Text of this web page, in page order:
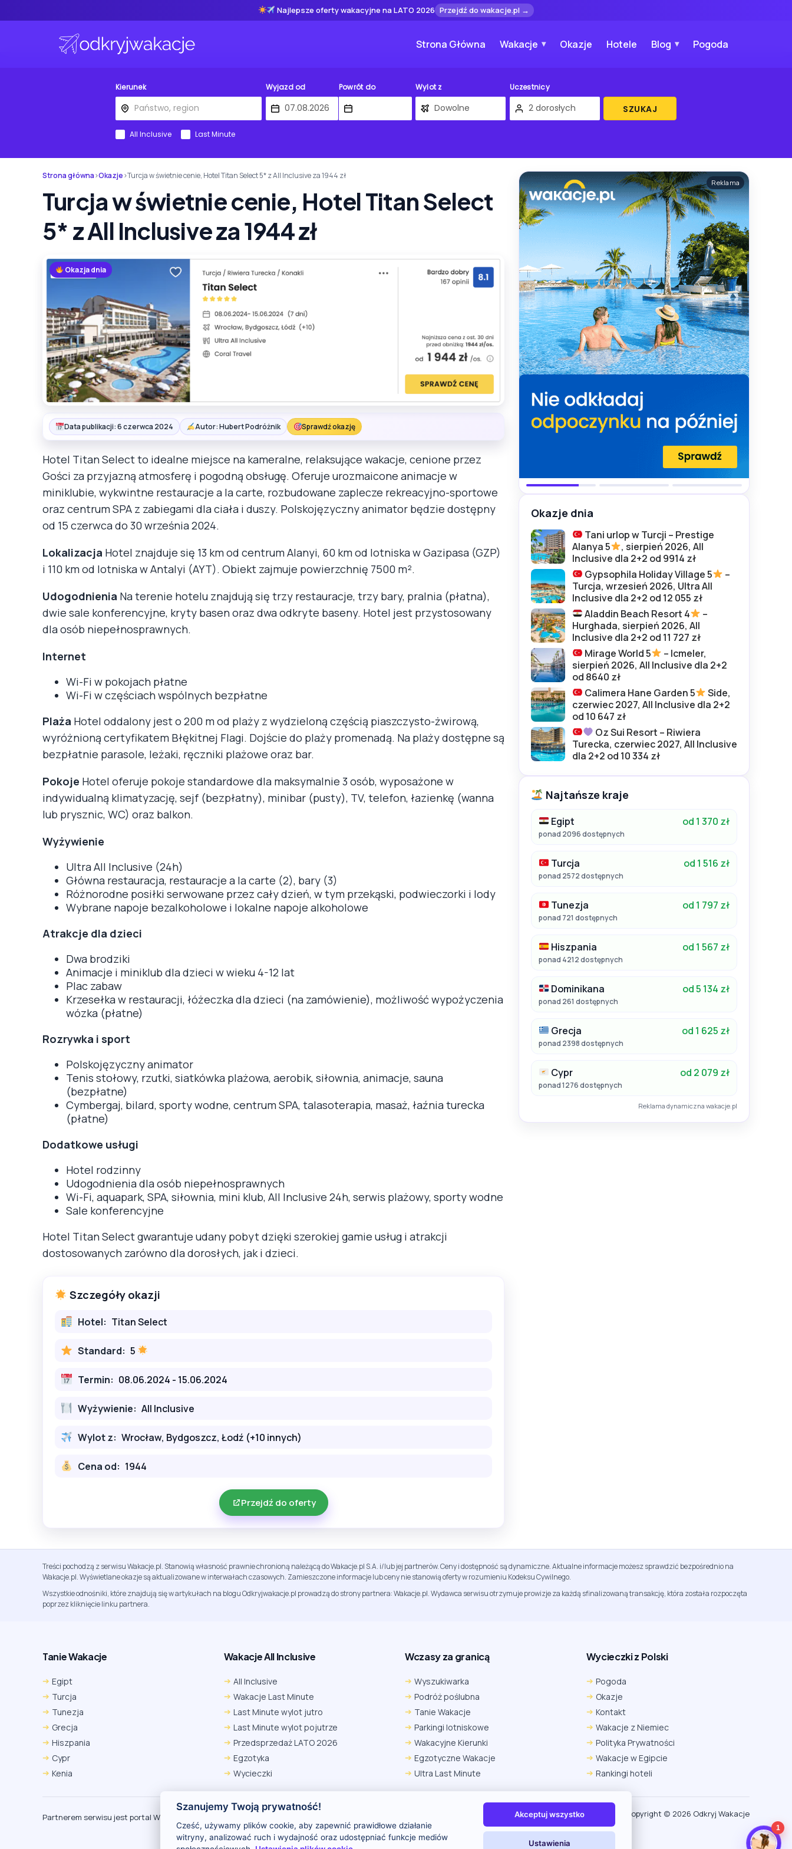
Najlepsze oferty wakacyjne na LATO 2026 Przejdź do wakacje.pl →
Strona Główna Wakacje Okazje Hotele Blog Pogoda
Kierunek Wyjazd od Powrót do Wylot z Uczestnicy
SZUKAJ
All Inclusive Last Minute
Strona główna›Okazje›Turcja w świetnie cenie, Hotel Titan Select 5* z All Inclusive za 1944 zł
Turcja w świetnie cenie, Hotel Titan Select
5* z All Inclusive za 1944 zł
Okazja dnia
Data publikacji: 6 czerwca 2024 Autor: Hubert Podróżnik Sprawdź okazję
Hotel Titan Select to idealne miejsce na kameralne, relaksujące wakacje, cenione przez
Gości za przyjazną atmosferę i pogodną obsługę. Oferuje urozmaicone animacje w
miniklubie, wykwintne restauracje a la carte, rozbudowane zaplecze rekreacyjno-sportowe
oraz centrum SPA z zabiegami dla ciała i duszy. Polskojęzyczny animator będzie dostępny
od 15 czerwca do 30 września 2024.
Lokalizacja Hotel znajduje się 13 km od centrum Alanyi, 60 km od lotniska w Gazipasa (GZP)
i 110 km od lotniska w Antalyi (AYT). Obiekt zajmuje powierzchnię 7500 m².
Udogodnienia Na terenie hotelu znajdują się trzy restauracje, trzy bary, pralnia (płatna),
dwie sale konferencyjne, kryty basen oraz dwa odkryte baseny. Hotel jest przystosowany
dla osób niepełnosprawnych.
Internet
Wi-Fi w pokojach płatne
Wi-Fi w częściach wspólnych bezpłatne
Plaża Hotel oddalony jest o 200 m od plaży z wydzieloną częścią piaszczysto-żwirową,
wyróżnioną certyfikatem Błękitnej Flagi. Dojście do plaży promenadą. Na plaży dostępne są
bezpłatnie parasole, leżaki, ręczniki plażowe oraz bar.
Pokoje Hotel oferuje pokoje standardowe dla maksymalnie 3 osób, wyposażone w
indywidualną klimatyzację, sejf (bezpłatny), minibar (pusty), TV, telefon, łazienkę (wanna
lub prysznic, WC) oraz balkon.
Wyżywienie
Ultra All Inclusive (24h)
Główna restauracja, restauracje a la carte (2), bary (3)
Różnorodne posiłki serwowane przez cały dzień, w tym przekąski, podwieczorki i lody
Wybrane napoje bezalkoholowe i lokalne napoje alkoholowe
Atrakcje dla dzieci
Dwa brodziki
Animacje i miniklub dla dzieci w wieku 4-12 lat
Plac zabaw
Krzesełka w restauracji, łóżeczka dla dzieci (na zamówienie), możliwość wypożyczenia
wózka (płatne)
Rozrywka i sport
Polskojęzyczny animator
Tenis stołowy, rzutki, siatkówka plażowa, aerobik, siłownia, animacje, sauna
(bezpłatne)
Cymbergaj, bilard, sporty wodne, centrum SPA, talasoterapia, masaż, łaźnia turecka
(płatne)
Dodatkowe usługi
Hotel rodzinny
Udogodnienia dla osób niepełnosprawnych
Wi-Fi, aquapark, SPA, siłownia, mini klub, All Inclusive 24h, serwis plażowy, sporty wodne
Sale konferencyjne
Hotel Titan Select gwarantuje udany pobyt dzięki szerokiej gamie usług i atrakcji
dostosowanych zarówno dla dorosłych, jak i dzieci.
Szczegóły okazji
Hotel: Titan Select
Standard: 5
Termin: 08.06.2024 - 15.06.2024
Wyżywienie: All Inclusive
Wylot z: Wrocław, Bydgoszcz, Łodź (+10 innych)
Cena od: 1944
Przejdź do oferty
Reklama
Okazje dnia
Tani urlop w Turcji – Prestige
Alanya 5
, sierpień 2026, All
Inclusive dla 2+2 od 9914 zł
Gypsophila Holiday Village 5
–
Turcja, wrzesień 2026, Ultra All
Inclusive dla 2+2 od 12 055 zł
Aladdin Beach Resort 4
–
Hurghada, sierpień 2026, All
Inclusive dla 2+2 od 11 727 zł
Mirage World 5
– Icmeler,
sierpień 2026, All Inclusive dla 2+2
od 8640 zł
Calimera Hane Garden 5
Side,
czerwiec 2027, All Inclusive dla 2+2
od 10 647 zł
Oz Sui Resort – Riwiera
Turecka, czerwiec 2027, All Inclusive
dla 2+2 od 10 334 zł
Najtańsze kraje
Egipt od 1 370 zł
ponad 2096 dostępnych
Turcja od 1 516 zł
ponad 2572 dostępnych
Tunezja od 1 797 zł
ponad 721 dostępnych
Hiszpania od 1 567 zł
ponad 4212 dostępnych
Dominikana od 5 134 zł
ponad 261 dostępnych
Grecja od 1 625 zł
ponad 2398 dostępnych
Cypr od 2 079 zł
ponad 1276 dostępnych
Reklama dynamiczna wakacje.pl
Treści pochodzą z serwisu Wakacje.pl. Stanowią własność prawnie chronioną należącą do Wakacje.pl S.A. i/lub jej partnerów. Ceny i dostępność są dynamiczne. Aktualne informacje możesz sprawdzić bezpośrednio na
Wakacje.pl. Wyświetlane okazje są aktualizowane w interwałach czasowych. Zamieszczone informacje lub ceny nie stanowią oferty w rozumieniu Kodeksu Cywilnego.
Wszystkie odnośniki, które znajdują się w artykułach na blogu Odkryjwakacje.pl prowadzą do strony partnera: Wakacje.pl. Wydawca serwisu otrzymuje prowizje za każdą sfinalizowaną transakcję, która została rozpoczęta
poprzez kliknięcie linku partnera.
Tanie Wakacje
Egipt
Turcja
Tunezja
Grecja
Hiszpania
Cypr
Kenia
Wakacje All Inclusive
All Inclusive
Wakacje Last Minute
Last Minute wylot jutro
Last Minute wylot pojutrze
Przedsprzedaż LATO 2026
Egzotyka
Wycieczki
Wczasy za granicą
Wyszukiwarka
Podróż poślubna
Tanie Wakacje
Parkingi lotniskowe
Wakacyjne Kierunki
Egzotyczne Wakacje
Ultra Last Minute
Wycieczki z Polski
Pogoda
Okazje
Kontakt
Wakacje z Niemiec
Polityka Prywatności
Wakacje w Egipcie
Rankingi hoteli
Partnerem serwisu jest portal Wakacje.pl Copyright (c) 2026 Odkryj Wakacje
1
Edge
Ustawienia → Prywatność i bezpieczeństwo → Pliki
cookie innych firm → ustaw „Zezwalaj”.
Na czas rezerwacji nie blokuj cookies i śledzenia dla tej
Na czas rezerwacji nie korzystaj z trybu incognito.
Szanujemy Twoją prywatność!
Cześć, używamy plików cookie, aby zapewnić prawidłowe działanie
witryny, analizować ruch i wydajność oraz udostępniać funkcje mediów
Akceptuj wszystko
Ustawienia